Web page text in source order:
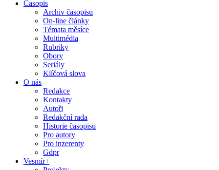
Časopis
Archiv časopisu
On-line články
Témata měsíce
Multimédia
Rubriky
Obory
Seriály
Klíčová slova
O nás
Redakce
Kontakty
Autoři
Redakční rada
Historie časopisu
Pro autory
Pro inzerenty
Gdpr
Vesmír+